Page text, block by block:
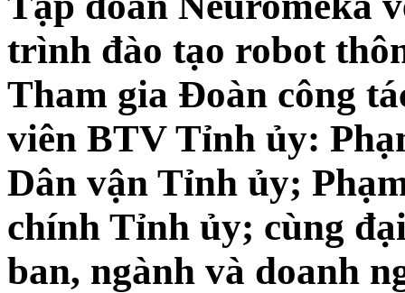
trình đào tạo robot
Tham gia Đoàn công
viên BTV Tỉnh ủy:
Dân vận Tỉnh ủy;
chính Tỉnh ủy; cùng
ban, ngành và doanh